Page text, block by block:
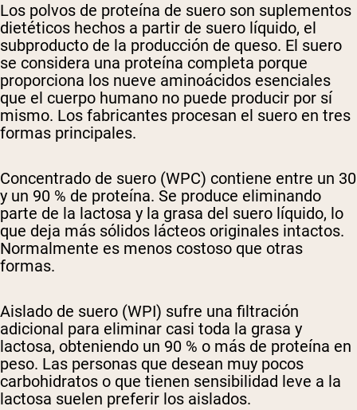
Los polvos de proteína de suero son suplementos
dietéticos hechos a partir de suero líquido, el
subproducto de la producción de queso. El suero
se considera una proteína completa porque
proporciona los nueve aminoácidos esenciales
que el cuerpo humano no puede producir por sí
mismo. Los fabricantes procesan el suero en tres
formas principales.
Concentrado de suero (WPC) contiene entre un 30
y un 90 % de proteína. Se produce eliminando
parte de la lactosa y la grasa del suero líquido, lo
que deja más sólidos lácteos originales intactos.
Normalmente es menos costoso que otras
formas.
Aislado de suero (WPI) sufre una filtración
adicional para eliminar casi toda la grasa y
lactosa, obteniendo un 90 % o más de proteína en
peso. Las personas que desean muy pocos
carbohidratos o que tienen sensibilidad leve a la
lactosa suelen preferir los aislados.